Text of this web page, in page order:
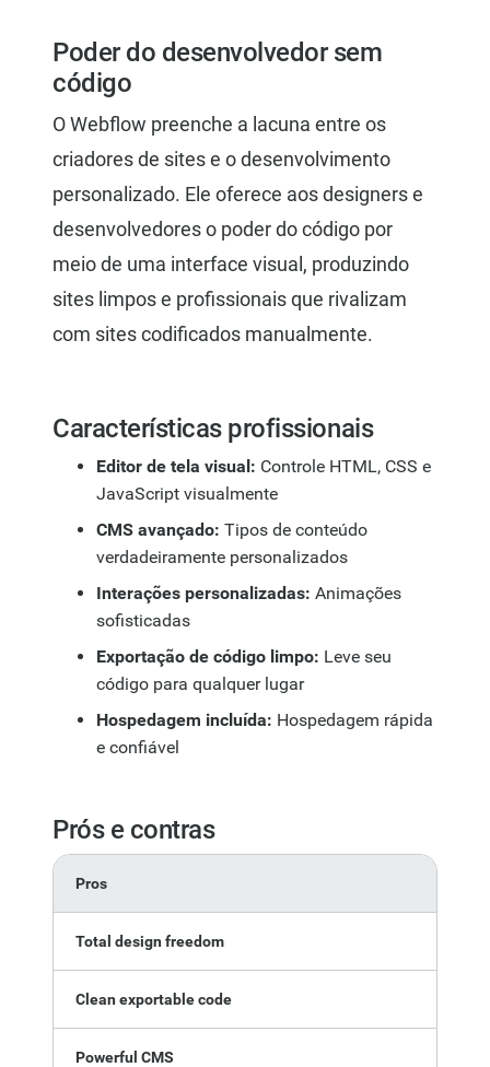
Poder do desenvolvedor sem
código
O Webflow preenche a lacuna entre os
criadores de sites e o desenvolvimento
personalizado. Ele oferece aos designers e
desenvolvedores o poder do código por
meio de uma interface visual, produzindo
sites limpos e profissionais que rivalizam
com sites codificados manualmente.
Características profissionais
Editor de tela visual: Controle HTML, CSS e
JavaScript visualmente
CMS avançado: Tipos de conteúdo
verdadeiramente personalizados
Interações personalizadas: Animações
sofisticadas
Exportação de código limpo: Leve seu
código para qualquer lugar
Hospedagem incluída: Hospedagem rápida
e confiável
Prós e contras
Pros
Total design freedom
Clean exportable code
Powerful CMS